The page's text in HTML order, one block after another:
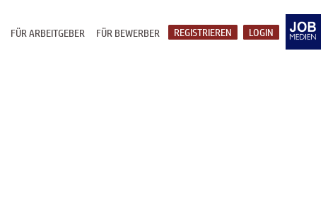
LOGIN
REGISTRIEREN
FÜR BEWERBER
FÜR ARBEITGEBER